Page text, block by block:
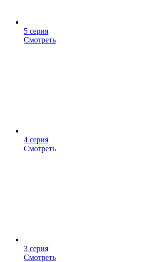
5 серия
Смотреть
4 серия
Смотреть
3 серия
Смотреть